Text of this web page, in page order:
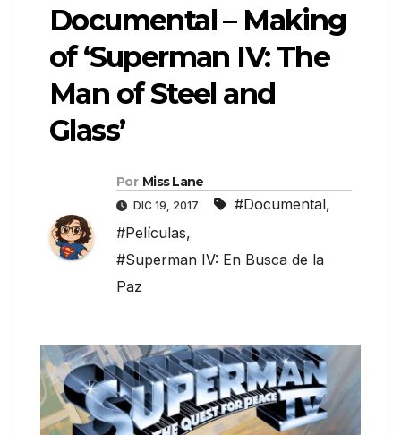
Documental – Making
of ‘Superman IV: The
Man of Steel and
Glass’
Por Miss Lane
DIC 19, 2017 #Documental,
#Películas,
#Superman IV: En Busca de la
Paz